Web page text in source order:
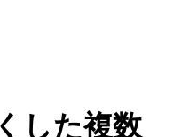
した複数